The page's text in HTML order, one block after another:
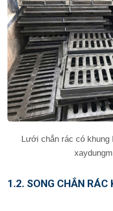
Lưới chắn rác có khung
1.2. SONG CHẮN RÁC